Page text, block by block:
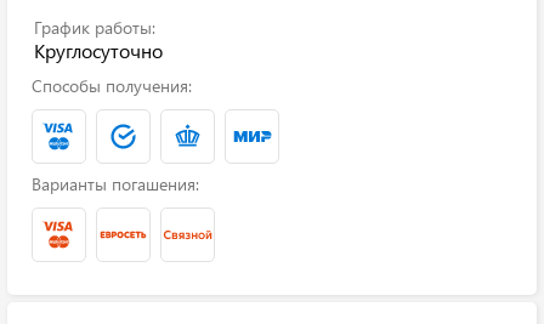
График работы:
Круглосуточно
Способы получения:
Варианты погашения: